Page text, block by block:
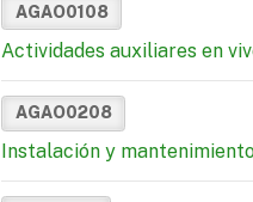
AGAO0108
Actividades auxiliares en
AGAO0208
Instalación y